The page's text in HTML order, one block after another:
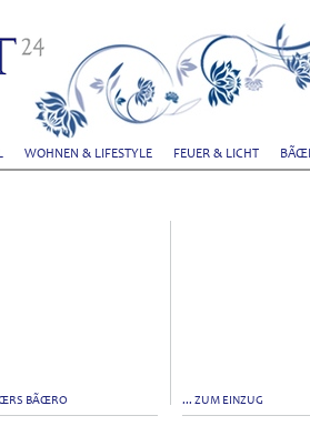
WOHNEN & LIFESTYLE FEUER & LICHT
BÃŒRO ... ZUM EINZUG